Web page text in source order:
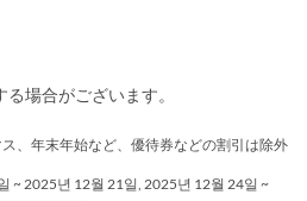
場合がございます。
、年末年始など、優待券などの割引は除外
~ 2025년 12월 21일, 2025년 12월 24일 ~